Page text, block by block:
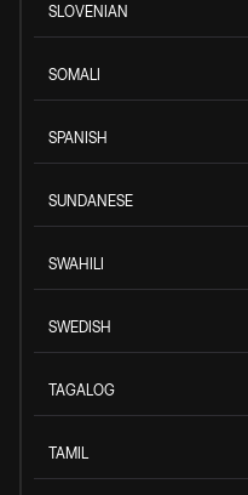
SLOVENIAN
SOMALI
SPANISH
SUNDANESE
SWAHILI
SWEDISH
TAGALOG
TAMIL